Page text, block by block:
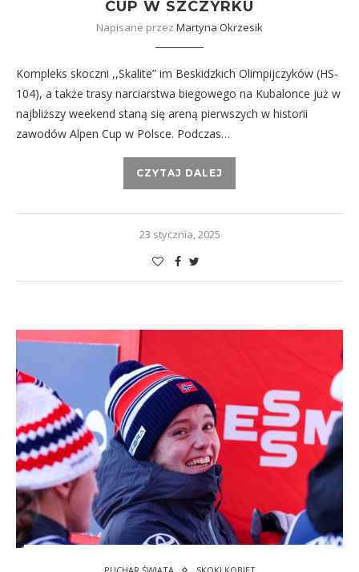
CUP W SZCZYRKU
Napisane przez Martyna Okrzesik
Kompleks skoczni ,,Skalite” im Beskidzkich Olimpijczyków (HS-
104), a także trasy narciarstwa biegowego na Kubalonce już w
najbliższy weekend staną się areną pierwszych w historii
zawodów Alpen Cup w Polsce. Podczas…
CZYTAJ DALEJ
23 stycznia, 2025